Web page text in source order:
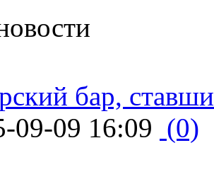
бар,
09-09 16:09 (0)